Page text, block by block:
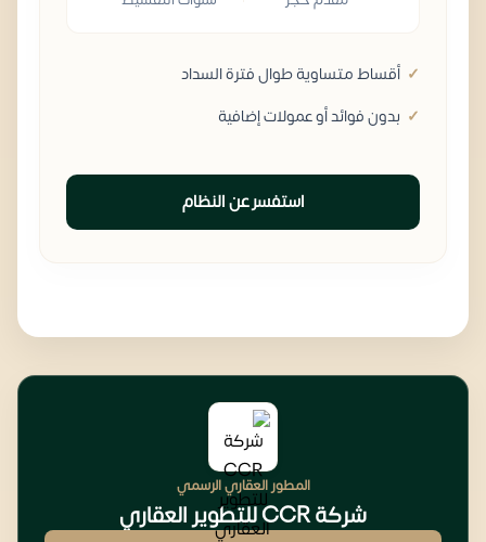
أقساط متساوية طوال فترة السداد
بدون فوائد أو عمولات إضافية
استفسر عن النظام
المطور العقاري الرسمي
شركة CCR للتطوير العقاري